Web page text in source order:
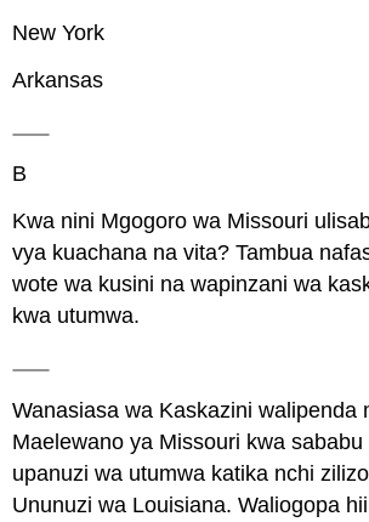
New York
Arkansas
B
Kwa nini Mgogoro wa Missouri
vya kuachana na vita? Tambua
wote wa kusini na wapinzani wa
kwa utumwa.
Wanasiasa wa Kaskazini walipenda
Maelewano ya Missouri kwa sababu
upanuzi wa utumwa katika nchi
Ununuzi wa Louisiana. Waliogopa